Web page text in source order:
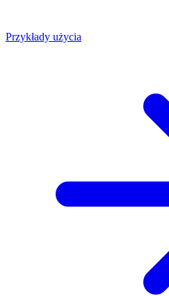
Przykłady użycia